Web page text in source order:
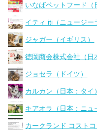
いなばペットフード（
イティ iti（ニュージー
ジャガー（イギリス）
徳岡商会株式会社（日
ジョセラ（ドイツ）
カルカン（日本：タイ）
キアオラ（日本：ニュ
カークランド コストコ